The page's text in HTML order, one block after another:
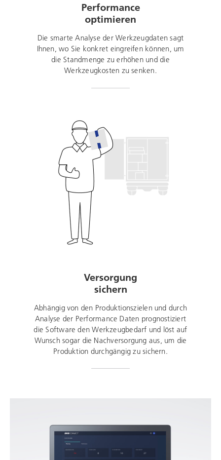
Performance
optimieren
Die smarte Analyse der Werkzeugdaten sagt
Ihnen, wo Sie konkret eingreifen können, um
die Standmenge zu erhöhen und die
Werkzeugkosten zu senken.
Versorgung
sichern
Abhängig von den Produktionszielen und durch
Analyse der Performance Daten prognostiziert
die Software den Werkzeugbedarf und löst auf
Wunsch sogar die Nachversorgung aus, um die
Produktion durchgängig zu sichern.